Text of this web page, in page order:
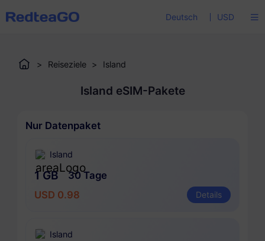
Deutsch USD
> Reiseziele > Island
Island eSIM-Pakete
Nur Datenpaket
Island
1 GB
30 Tage
USD 0.98
Details
Island